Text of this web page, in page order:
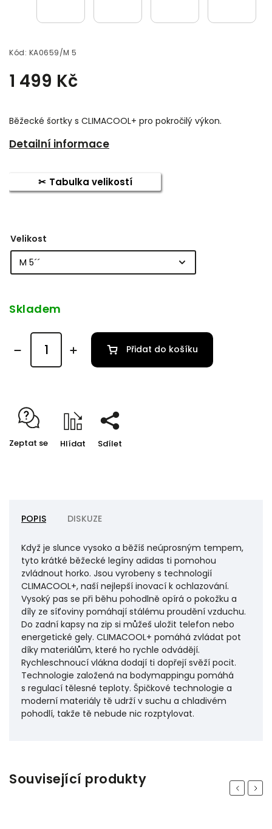
Kód: KA0659/M 5
1 499 Kč
Běžecké šortky s CLIMACOOL+ pro pokročilý výkon.
Detailní informace
Tabulka velikostí
Velikost
Skladem
Přidat do košíku
Zeptat se Hlídat Sdílet
POPIS DISKUZE
Když je slunce vysoko a běžíš neúprosným tempem,
tyto krátké běžecké legíny adidas ti pomohou
zvládnout horko. Jsou vyrobeny s technologií
CLIMACOOL+, naší nejlepší inovací k ochlazování.
Vysoký pas se při běhu pohodlně opírá o pokožku a
díly ze síťoviny pomáhají stálému proudění vzduchu.
Do zadní kapsy na zip si můžeš uložit telefon nebo
energetické gely. CLIMACOOL+ pomáhá zvládat pot
díky materiálům, které ho rychle odvádějí.
Rychleschnoucí vlákna dodají ti dopřejí svěží pocit.
Technologie založená na bodymappingu pomáhá
s regulací tělesné teploty. Špičkové technologie a
moderní materiály tě udrží v suchu a chladivém
pohodlí, takže tě nebude nic rozptylovat.
Související produkty Previous
Next